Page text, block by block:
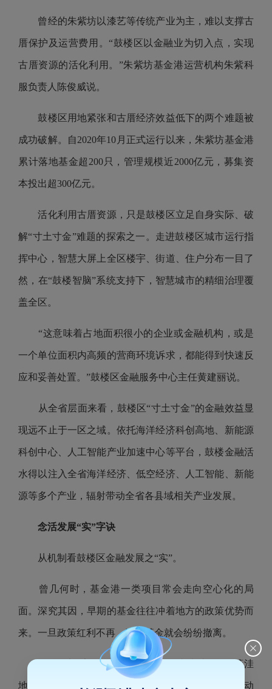
曾经的朱紫坊以漆艺等传统产业为主，难以支撑古
厝保护及运营费用。“鼓楼区以金融业为切入点，实现
古厝资源的活化利用。”朱紫坊基金港运营机构朱紫科
服负责人陈俊威说。
鼓楼区用地紧张和古厝经济效益低下的两个难题被
成功破解。自2020年10月正式运行以来，朱紫坊基金港
累计落地基金超200只，管理规模近2000亿元，募集资
本投出超300亿元。
活化利用古厝资源，只是鼓楼区立足自身实际、破
解“寸土寸金”难题的探索之一。走进鼓楼区城市运行指
挥中心，智慧大屏上全区楼宇、街道、住户分布一目了
然，在“鼓楼智脑”系统支持下，智慧城市的精细治理覆
盖全区。
“这意味着占地面积很小的企业或金融机构，或是
一个单位面积内高频的营商环境诉求，都能得到快速反
应和妥善处置。”鼓楼区金融服务中心主任黄建丽说。
从全省层面来看，鼓楼区“寸土寸金”的金融效益显
现远不止于一区之域。依托海洋经济科创高地、新能源
科创中心、人工智能产业加速中心等平台，鼓楼金融活
水得以注入全省海洋经济、低空经济、人工智能、新能
源等多个产业，辐射带动全省各县域相关产业发展。
念活发展“实”字诀
从机制看鼓楼区金融发展之“实”。
曾几何时，基金港一类项目常会走向空心化的局
面。深究其因，早期的基金往往冲着地方的政策优势而
来。一旦政策红利不再，这些基金就会纷纷撤离。
念活“实”字诀，破解空心化。成功破解“政策洼
地”空心化，是鼓楼区推动金融转化为区域经济增长动